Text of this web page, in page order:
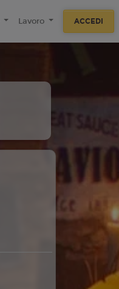
Lavoro ACCEDI